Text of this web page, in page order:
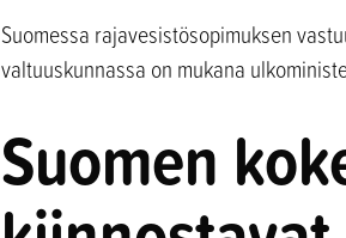
Suomessa rajavesistösopimuksen
valtuuskunnassa on mukana
Suomen